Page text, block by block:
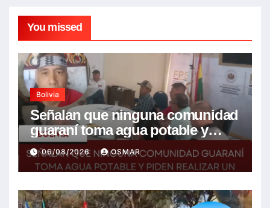
You missed
Bolivia
Señalan que ninguna comunidad
guaraní toma agua potable y
piden realizar un Foro para
resolver la problemática
06/08/2026 OSMAR